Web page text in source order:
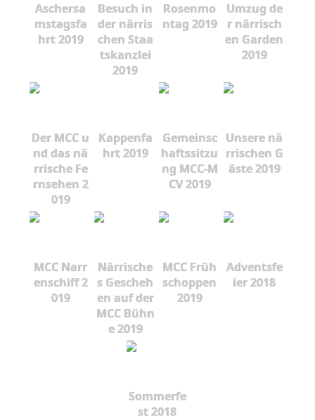
Aschersa
mstagsfa
hrt 2019
Besuch in
der närris
chen Staa
tskanzlei
2019
Rosenmo
ntag 2019
Umzug de
r närrisch
en Garden
2019
Der MCC u
nd das nä
rrische Fe
rnsehen 2
019
Kappenfa
hrt 2019
Gemeinsc
haftssitzu
ng MCC-M
CV 2019
Unsere nä
rrischen G
äste 2019
MCC Narr
enschiff 2
019
Närrische
s Gescheh
en auf der
MCC Bühn
e 2019
MCC Früh
schoppen
2019
Adventsfe
ier 2018
Sommerfe
st 2018